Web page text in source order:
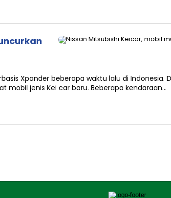
Xpander beberapa waktu lalu di Indonesia.
mobil jenis Kei car baru. Beberapa kendaraan…